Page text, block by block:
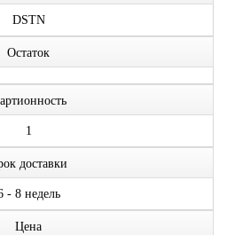
DSTN
Остаток
1
доставки
- 8 недель
Цена